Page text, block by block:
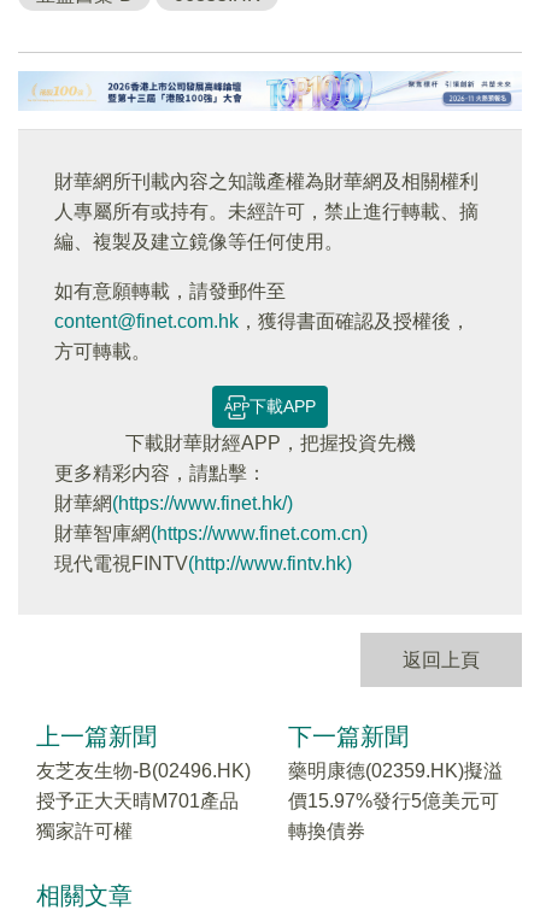
財華網所刊載內容之知識產權為財華網及相關權利
人專屬所有或持有。未經許可，禁止進行轉載、摘
編、複製及建立鏡像等任何使用。
如有意願轉載，請發郵件至
content@finet.com.hk ，獲得書面確認及授權後，
方可轉載。
下載APP
下載財華財經APP，把握投資先機
更多精彩内容，請點擊：
財華網(https://www.finet.hk/)
財華智庫網(https://www.finet.com.cn)
現代電視FINTV(http://www.fintv.hk)
返回上頁
上一篇新聞
友芝友生物-B(02496.HK)
授予正大天晴M701產品
獨家許可權
下一篇新聞
藥明康德(02359.HK)擬溢
價15.97%發行5億美元可
轉換債券
相關文章